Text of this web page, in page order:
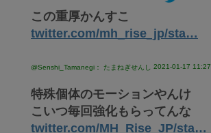
この重厚かんすこ
twitter.com/mh_rise_jp/sta…
@Senshi_Tamanegi： たまねぎせんし 2021-01-17 11:27
特殊個体のモーションやんけ
こいつ毎回強化もらってんな
twitter.com/MH_Rise_JP/sta…